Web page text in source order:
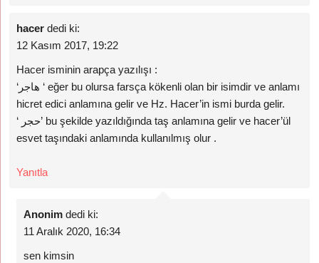
hacer dedi ki:
12 Kasım 2017, 19:22
Hacer isminin arapça yazılışı :
‘هاجر ‘ eğer bu olursa farsça kökenli olan bir isimdir ve anlamı
hicret edici anlamına gelir ve Hz. Hacer’in ismi burda gelir.
‘ حجر’ bu şekilde yazıldığında taş anlamına gelir ve hacer’ül
esvet taşındaki anlamında kullanılmış olur .
Yanıtla
Anonim dedi ki:
11 Aralık 2020, 16:34
sen kimsin